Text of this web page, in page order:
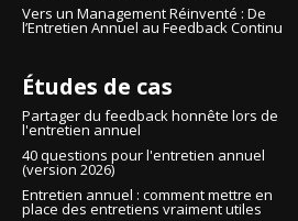
Vers un Management Réinventé : De
l’Entretien Annuel au Feedback Continu
Études de cas
Partager du feedback honnête lors de
l'entretien annuel
40 questions pour l'entretien annuel
(version 2026)
Entretien annuel : comment mettre en
place des entretiens vraiment utiles